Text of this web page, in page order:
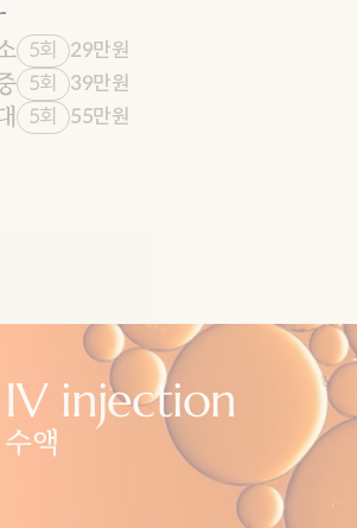
5회 29만원
5회 39만원
5회 55만원
IV injection
수액